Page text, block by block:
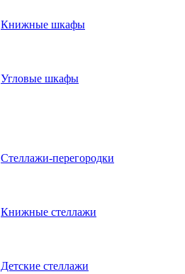
Книжные шкафы
Угловые шкафы
Стеллажи-перегородки
Книжные стеллажи
Детские стеллажи